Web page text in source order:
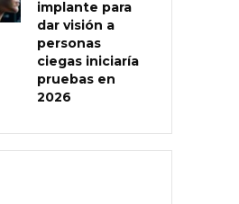
implante para
dar visión a
personas
ciegas iniciaría
pruebas en
2026